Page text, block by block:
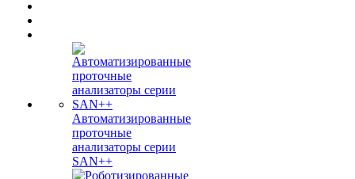
Автоматизированные
проточные
анализаторы серии
SAN++